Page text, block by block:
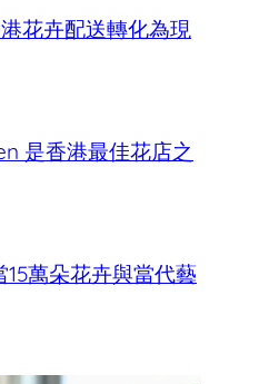
花卉配送轉化為現
是香港最佳花店之
萬朵花卉與當代藝